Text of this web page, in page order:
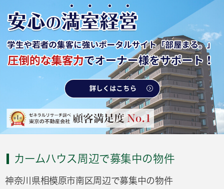
カームハウス周辺で募集中の物件
神奈川県相模原市南区周辺で募集中の物件